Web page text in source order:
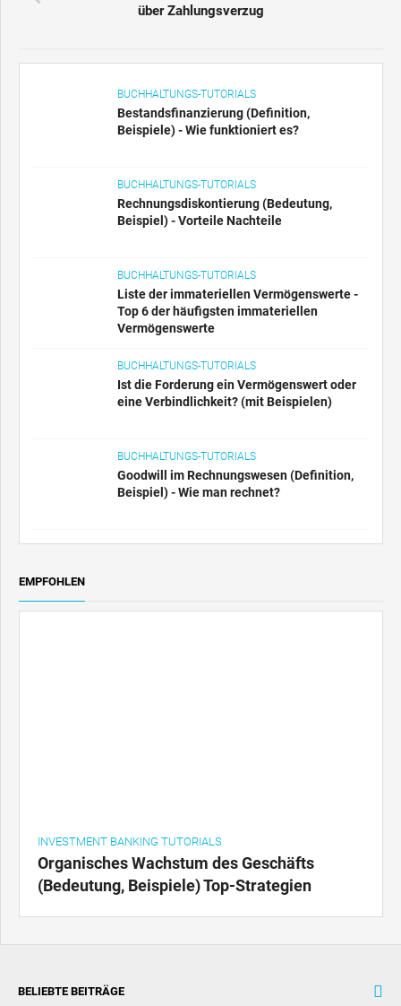
über Zahlungsverzug
BUCHHALTUNGS-TUTORIALS
Bestandsfinanzierung (Definition,
Beispiele) - Wie funktioniert es?
BUCHHALTUNGS-TUTORIALS
Rechnungsdiskontierung (Bedeutung,
Beispiel) - Vorteile Nachteile
BUCHHALTUNGS-TUTORIALS
Liste der immateriellen Vermögenswerte -
Top 6 der häufigsten immateriellen
Vermögenswerte
BUCHHALTUNGS-TUTORIALS
Ist die Forderung ein Vermögenswert oder
eine Verbindlichkeit? (mit Beispielen)
BUCHHALTUNGS-TUTORIALS
Goodwill im Rechnungswesen (Definition,
Beispiel) - Wie man rechnet?
EMPFOHLEN
INVESTMENT BANKING TUTORIALS
Organisches Wachstum des Geschäfts
(Bedeutung, Beispiele) Top-Strategien
BELIEBTE BEITRÄGE